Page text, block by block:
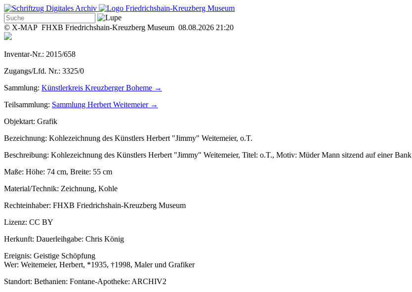
© X-MAP FHXB Friedrichshain-Kreuzberg Museum 08.08.2026 21:20
Inventar-Nr.: 2015/658
Zugangs/Lfd. Nr.: 3325/0
Sammlung: Künstlerkreis Kreuzberger Boheme →
Teilsammlung: Sammlung Herbert Weitemeier→
Objektart: Grafik
Bezeichnung: Kohlezeichnung des Künstlers Herbert "Jimmy" Weitemeier, o.T.
Beschreibung: Kohlezeichnung des Künstlers Herbert "Jimmy" Weitemeier, Titel: o.T., Motiv: Müder Mann sitzend auf einer Bank
Maße: Höhe: 74 cm, Breite: 55 cm
Material/Technik: Zeichnung, Kohle
Rechteinhaber: FHXB Friedrichshain-Kreuzberg Museum
Lizenz: CC BY
Herkunft: Dauerleihgabe: Chris König
Ereignis: Geistige Schöpfung
Wer: Weitemeier, Herbert, *1935, †1998, Maler und Grafiker
Standort: Bethanien: Fontane-Apotheke: ARCHIV2